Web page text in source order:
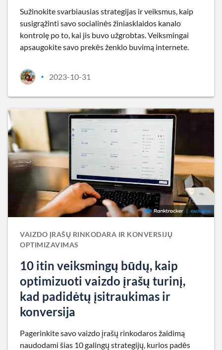
Sužinokite svarbiausias strategijas ir veiksmus, kaip
susigrąžinti savo socialinės žiniasklaidos kanalo
kontrolę po to, kai jis buvo užgrobtas. Veiksmingai
apsaugokite savo prekės ženklo buvimą internete.
• 2023-10-31
VAIZDO ĮRAŠŲ RINKODARA IR KONVERSIJŲ
OPTIMIZAVIMAS
10 itin veiksmingų būdų, kaip
optimizuoti vaizdo įrašų turinį,
kad padidėtų įsitraukimas ir
konversija
Pagerinkite savo vaizdo įrašų rinkodaros žaidimą
naudodami šias 10 galingų strategijų, kurios padės